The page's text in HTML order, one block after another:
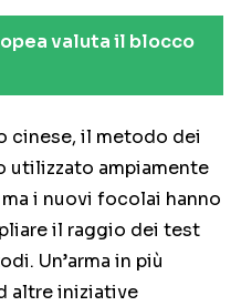
valuta il blocco
cinese, il metodo dei
utilizzato ampiamente
i nuovi focolai hanno
il raggio dei test
Un’arma in più
altre iniziative